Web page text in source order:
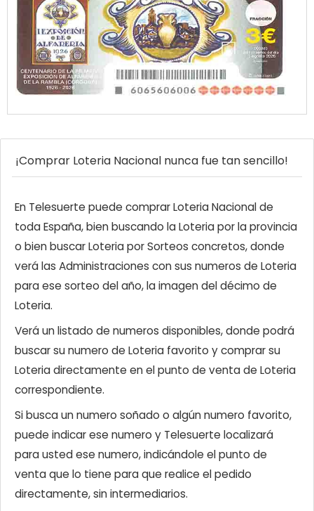
¡Comprar Loteria Nacional nunca fue tan sencillo!
En Telesuerte puede comprar Loteria Nacional de
toda España, bien buscando la Loteria por la provincia
o bien buscar Loteria por Sorteos concretos, donde
verá las Administraciones con sus numeros de Loteria
para ese sorteo del año, la imagen del décimo de
Loteria.
Verá un listado de numeros disponibles, donde podrá
buscar su numero de Loteria favorito y comprar su
Loteria directamente en el punto de venta de Loteria
correspondiente.
Si busca un numero soñado o algún numero favorito,
puede indicar ese numero y Telesuerte localizará
para usted ese numero, indicándole el punto de
venta que lo tiene para que realice el pedido
directamente, sin intermediarios.